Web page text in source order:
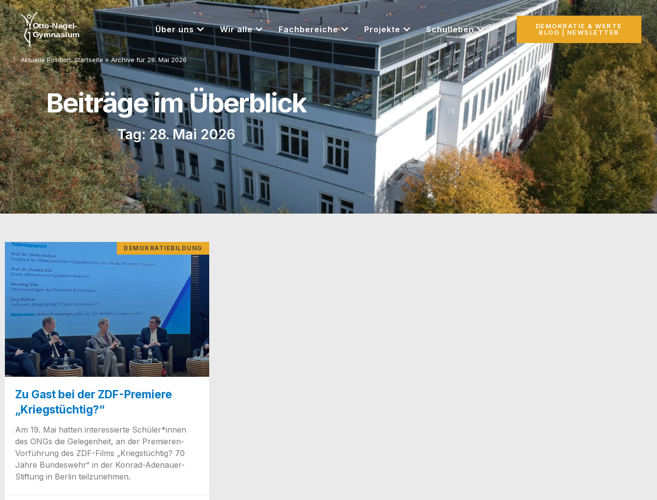
Über uns Wir alle Fachbereiche Projekte Schulleben
DEMOKRATIE & WERTE
BLOG | NEWSLETTER
Aktuelle Position:Startseite »Archive für 28. Mai 2026
Beiträge im Überblick
Tag: 28. Mai 2026
DEMOKRATIEBILDUNG
Zu Gast bei der ZDF-Premiere
„Kriegstüchtig?“
Am 19. Mai hat­ten inter­es­sier­te Schüler*innen
des ONGs die Gele­gen­heit, an der Pre­­mie­­ren-
Vor­­­füh­rung des ZDF-Films „Kriegs­tüch­tig? 70
Jah­re Bun­des­wehr“ in der Kon­­rad-Ade­n­au­er-
Stif­­tung in Ber­lin teilzunehmen.